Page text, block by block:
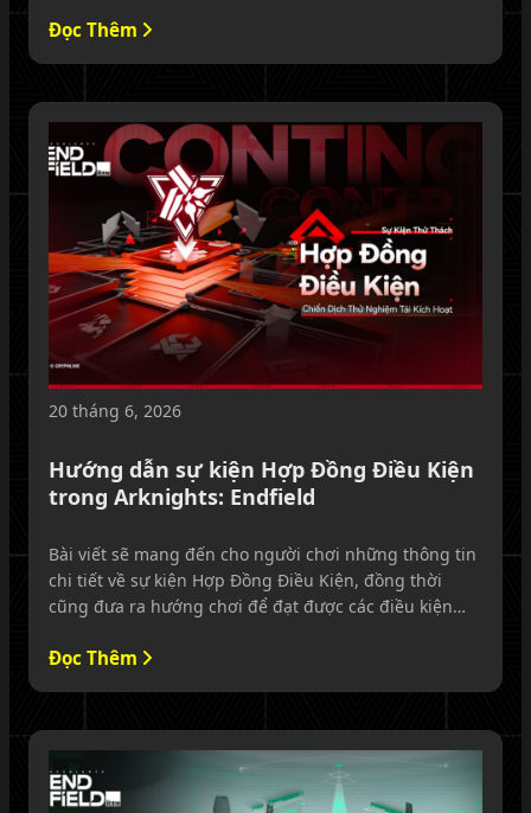
Camille hiệu quả từ vũ khí, kỹ năng, combo và cả đội
Đọc Thêm
20 tháng 6, 2026
Hướng dẫn sự kiện Hợp Đồng Điều Kiện
trong Arknights: Endfield
Bài viết sẽ mang đến cho người chơi những thông tin
chi tiết về sự kiện Hợp Đồng Điều Kiện, đồng thời
cũng đưa ra hướng chơi để đạt được các điều kiện
Đọc Thêm